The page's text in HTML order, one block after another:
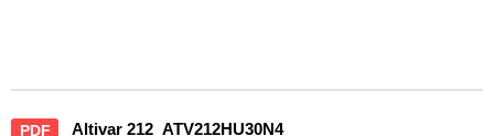
PDF Altivar 212_ATV212HU30N4